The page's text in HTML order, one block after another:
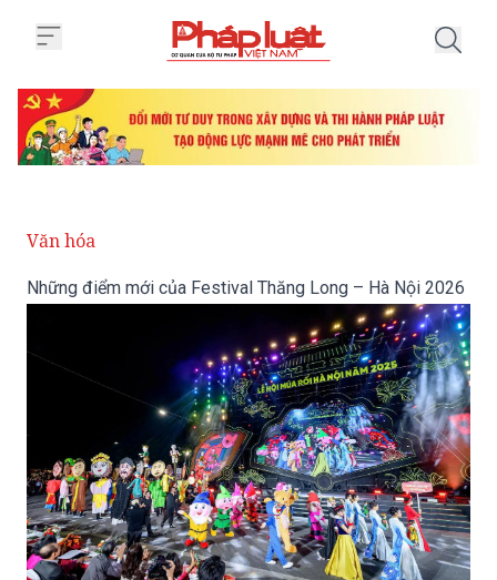
Văn hóa
Những điểm mới của Festival Thăng Long – Hà Nội 2026